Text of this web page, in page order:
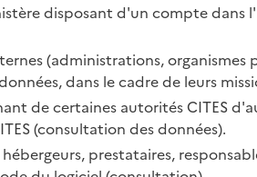
disposant d'un compte
(administrations,
dans le cadre de leurs
de certaines autorités CITES
(consultation des données).
hébergeurs, prestataires,